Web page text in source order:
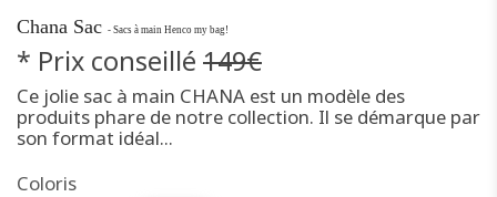
Chana Sac - Sacs à main Henco my bag!
* Prix conseillé 149€
Ce jolie sac à main CHANA est un modèle des
produits phare de notre collection. Il se démarque par
son format idéal...
Coloris